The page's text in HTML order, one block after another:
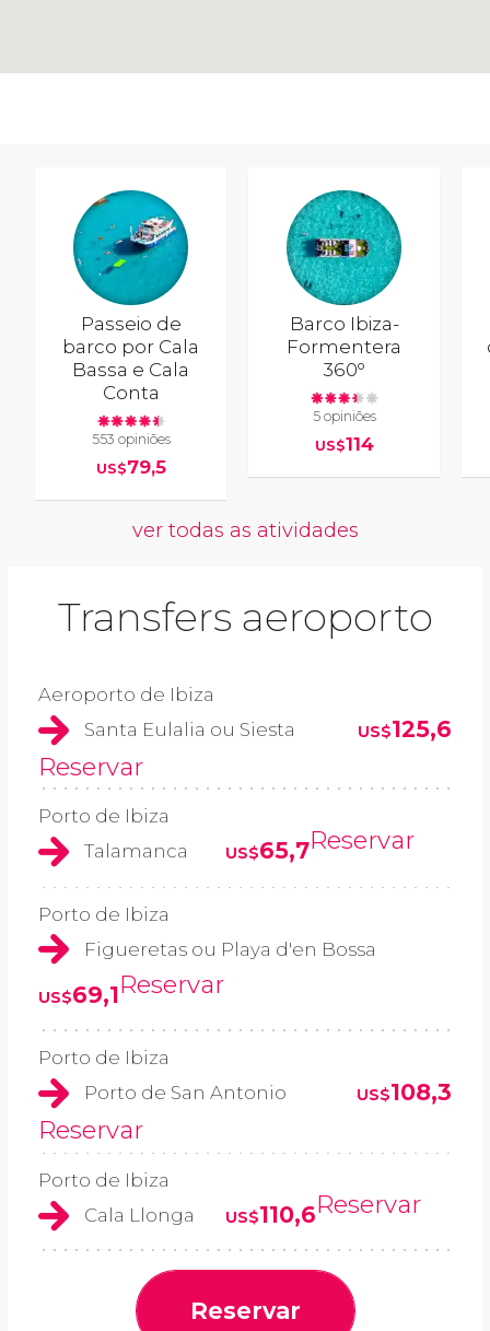
Passeio de
barco por Cala
Bassa e Cala
Conta
553 opiniões
US$79,5
Barco Ibiza-
Formentera
360º
5 opiniões
US$114
ver todas as atividades
Transfers aeroporto
Aeroporto de Ibiza
Santa Eulalia ou Siesta
US$125,6
Reservar
Porto de Ibiza
Talamanca
US$65,7Reservar
Porto de Ibiza
Figueretas ou Playa d'en Bossa
US$69,1Reservar
Porto de Ibiza
Porto de San Antonio
US$108,3
Reservar
Porto de Ibiza
Cala Llonga
US$110,6Reservar
Reservar